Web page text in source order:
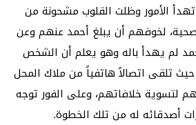
الأمور وظلت القلوب مشحونة من
لخوفهم أن يبلغ أحمد عنهم وعن
لم يهدأ باله وهو يعلم أن الشخص
تلقى اتصالاً هاتفياً من ملاك المحل
لتسوية خلافاتهم، وعلى الفور توجه
أصدقائه له من تلك الخطوة.